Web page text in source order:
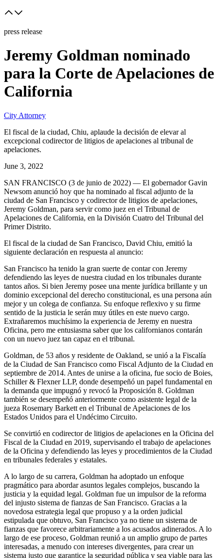
press release
Jeremy Goldman nominado
para la Corte de Apelaciones de
California
City Attorney
El fiscal de la ciudad, Chiu, aplaude la decisión de elevar al
excepcional codirector de litigios de apelaciones al tribunal de
apelaciones.
June 3, 2022
SAN FRANCISCO (3 de junio de 2022) — El gobernador Gavin
Newsom anunció hoy que ha nominado al fiscal adjunto de la
ciudad de San Francisco y codirector de litigios de apelaciones,
Jeremy Goldman, para servir como juez en el Tribunal de
Apelaciones de California, en la División Cuatro del Tribunal del
Primer Distrito.
El fiscal de la ciudad de San Francisco, David Chiu, emitió la
siguiente declaración en respuesta al anuncio:
San Francisco ha tenido la gran suerte de contar con Jeremy
defendiendo las leyes de nuestra ciudad en los tribunales durante
tantos años. Si bien Jeremy posee una mente jurídica brillante y un
dominio excepcional del derecho constitucional, es una persona aún
mejor y un colega de confianza. Su enfoque reflexivo y su firme
sentido de la justicia le serán muy útiles en este nuevo cargo.
Extrañaremos muchísimo la experiencia de Jeremy en nuestra
Oficina, pero me entusiasma saber que los californianos contarán
con un nuevo juez tan capaz en el tribunal.
Goldman, de 53 años y residente de Oakland, se unió a la Fiscalía
de la Ciudad de San Francisco como Fiscal Adjunto de la Ciudad en
septiembre de 2014. Antes de unirse a la oficina, fue socio de Boies,
Schiller & Flexner LLP, donde desempeñó un papel fundamental en
la demanda que impugnó y revocó la Proposición 8. Goldman
también se desempeñó anteriormente como asistente legal de la
jueza Rosemary Barkett en el Tribunal de Apelaciones de los
Estados Unidos para el Undécimo Circuito.
Se convirtió en codirector de litigios de apelaciones en la Oficina del
Fiscal de la Ciudad en 2019, supervisando el trabajo de apelaciones
de la Oficina y defendiendo las leyes y procedimientos de la Ciudad
en tribunales federales y estatales.
A lo largo de su carrera, Goldman ha adoptado un enfoque
pragmático para abordar asuntos legales complejos, buscando la
justicia y la equidad legal. Goldman fue un impulsor de la reforma
del injusto sistema de fianzas de San Francisco. Gracias a la
novedosa estrategia legal que propuso y a la orden judicial
estipulada que obtuvo, San Francisco ya no tiene un sistema de
fianzas que favorece arbitrariamente a los acusados ​​adinerados. A lo
largo de ese proceso, Goldman reunió a un amplio grupo de partes
interesadas, a menudo con intereses divergentes, para crear un
sistema justo que garantice la seguridad pública y sea viable para las